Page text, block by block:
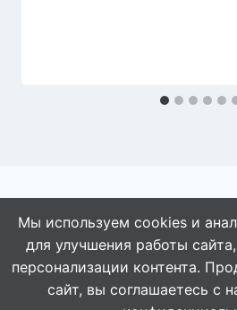
© 2026
Мы используем cookies и
для улучшения работы
персонализации контента.
сайт, вы соглашаетесь с